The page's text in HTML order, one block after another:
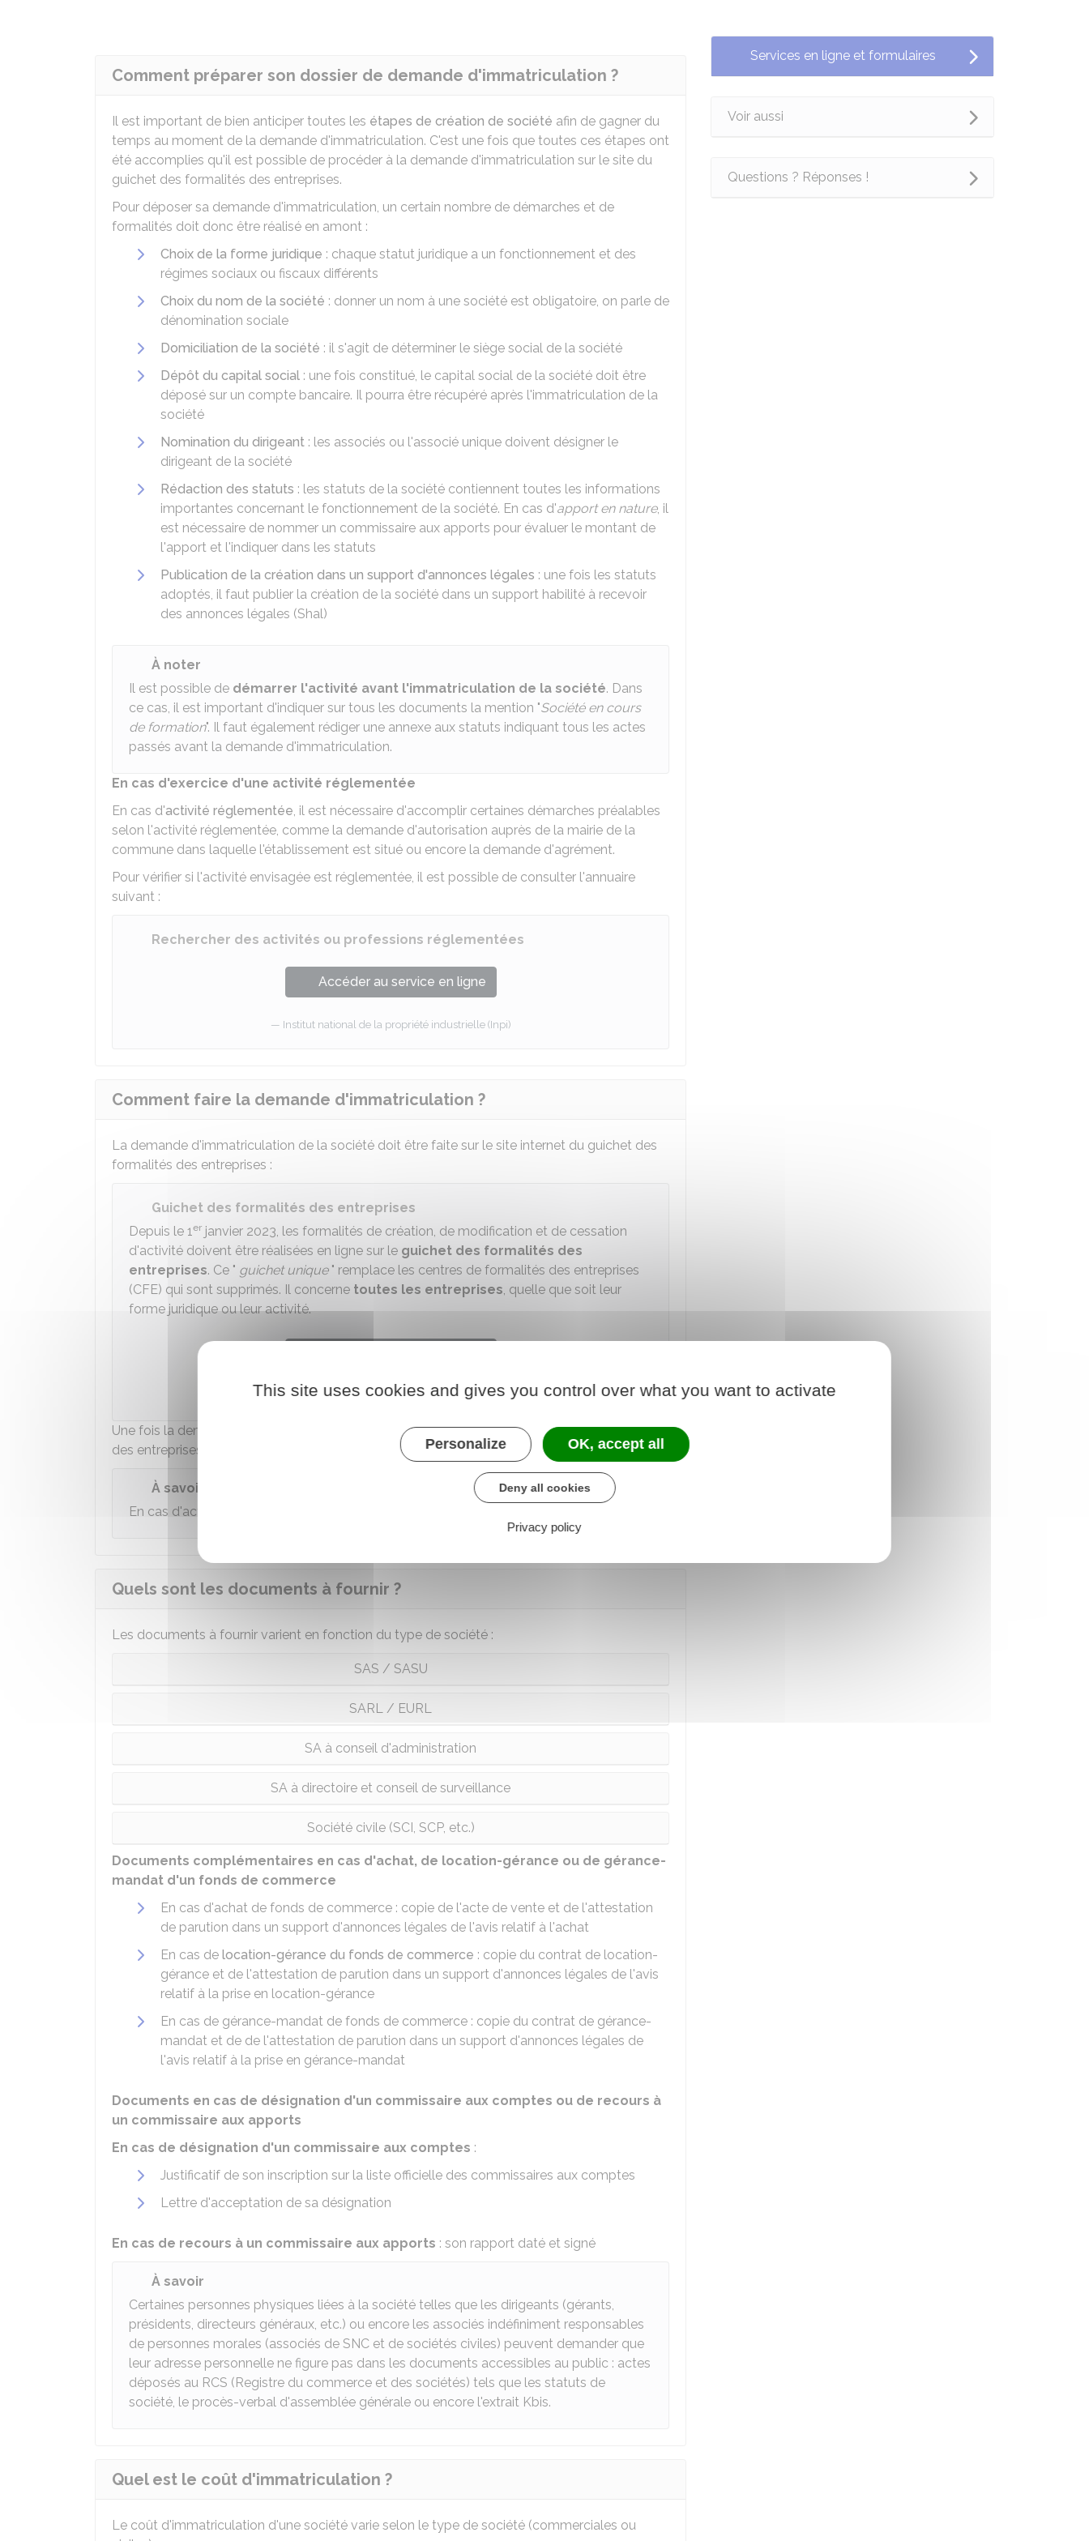
Comment préparer son dossier de demande d'immatriculation ?
Il est important de bien anticiper toutes les étapes de création de société afin de gagner du
temps au moment de la demande d'immatriculation. C'est une fois que toutes ces étapes ont
été accomplies qu'il est possible de procéder à la demande d'immatriculation sur le site du
guichet des formalités des entreprises.
Pour déposer sa demande d'immatriculation, un certain nombre de démarches et de
formalités doit donc être réalisé en amont :
Choix de la forme juridique : chaque statut juridique a un fonctionnement et des
régimes sociaux ou fiscaux différents
Choix du nom de la société : donner un nom à une société est obligatoire, on parle de
dénomination sociale
Domiciliation de la société : il s'agit de déterminer le siège social de la société
Dépôt du capital social : une fois constitué, le capital social de la société doit être
déposé sur un compte bancaire. Il pourra être récupéré après l'immatriculation de la
société
Nomination du dirigeant : les associés ou l'associé unique doivent désigner le
dirigeant de la société
Rédaction des statuts : les statuts de la société contiennent toutes les informations
importantes concernant le fonctionnement de la société. En cas d'apport en nature, il
est nécessaire de nommer un commissaire aux apports pour évaluer le montant de
l'apport et l'indiquer dans les statuts
Publication de la création dans un support d'annonces légales : une fois les statuts
adoptés, il faut publier la création de la société dans un support habilité à recevoir
des annonces légales (Shal)
À noter
Il est possible de démarrer l'activité avant l'immatriculation de la société. Dans
ce cas, il est important d'indiquer sur tous les documents la mention "Société en cours
de formation". Il faut également rédiger une annexe aux statuts indiquant tous les actes
passés avant la demande d'immatriculation.
En cas d'exercice d'une activité réglementée
En cas d'activité réglementée, il est nécessaire d'accomplir certaines démarches préalables
selon l'activité réglementée, comme la demande d'autorisation auprès de la mairie de la
commune dans laquelle l'établissement est situé ou encore la demande d'agrément.
Pour vérifier si l'activité envisagée est réglementée, il est possible de consulter l'annuaire
suivant :
Rechercher des activités ou professions réglementées
Accéder au service en ligne
Institut national de la propriété industrielle (Inpi)
Comment faire la demande d'immatriculation ?
La demande d'immatriculation de la société doit être faite sur le site internet du guichet des
formalités des entreprises :
Guichet des formalités des entreprises
Depuis le 1er janvier 2023, les formalités de création, de modification et de cessation
d'activité doivent être réalisées en ligne sur le guichet des formalités des
entreprises. Ce " guichet unique" remplace les centres de formalités des entreprises
(CFE) qui sont supprimés. Il concerne toutes les entreprises, quelle que soit leur
forme juridique ou leur activité.
Institut national de la propriété industrielle (Inpi)
Une fois la demande effectuée, la société est automatiquement inscrite au répertoire national
des entreprises (
À savoir
En cas d'activité d'
Quels sont les documents à fournir ?
Les documents à fournir varient en fonction du type de société :
SAS / SASU
SARL / EURL
SA à conseil d'administration
SA à directoire et conseil de surveillance
Société civile (SCI, SCP, etc.)
Documents complémentaires en cas d'achat, de location-gérance ou de gérance-
mandat d'un fonds de commerce
En cas d'achat de fonds de commerce : copie de l'acte de vente et de l'attestation
de parution dans un support d'annonces légales de l'avis relatif à l'achat
En cas de location-gérance du fonds de commerce : copie du contrat de location-
gérance et de l'attestation de parution dans un support d'annonces légales de l'avis
relatif à la prise en location-gérance
En cas de gérance-mandat de fonds de commerce : copie du contrat de gérance-
mandat et de de l'attestation de parution dans un support d'annonces légales de
l'avis relatif à la prise en gérance-mandat
Documents en cas de désignation d'un commissaire aux comptes ou de recours à
un commissaire aux apports
En cas de désignation d'un commissaire aux comptes :
Justificatif de son inscription sur la liste officielle des commissaires aux comptes
Lettre d'acceptation de sa désignation
En cas de recours à un commissaire aux apports : son rapport daté et signé
À savoir
Certaines personnes physiques liées à la société telles que les dirigeants (gérants,
présidents, directeurs généraux, etc.) ou encore les associés indéfiniment responsables
de personnes morales (associés de SNC et de sociétés civiles) peuvent demander que
leur adresse personnelle ne figure pas dans les documents accessibles au public : actes
déposés au RCS (Registre du commerce et des sociétés) tels que les statuts de
société, le procès-verbal d'assemblée générale ou encore l'extrait Kbis.
Quel est le coût d'immatriculation ?
Le coût d'immatriculation d'une société varie selon le type de société (commerciales ou
Services en ligne et formulaires
Voir aussi
Questions ? Réponses !
This site uses cookies and gives you control over what you want to activate
Personalize OK, accept all
Deny all cookies
Privacy policy